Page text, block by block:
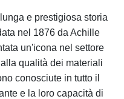
e prestigiosa storia
nel 1876 da Achille
un'icona nel settore
qualità dei materiali
conosciute in tutto il
e la loro capacità di